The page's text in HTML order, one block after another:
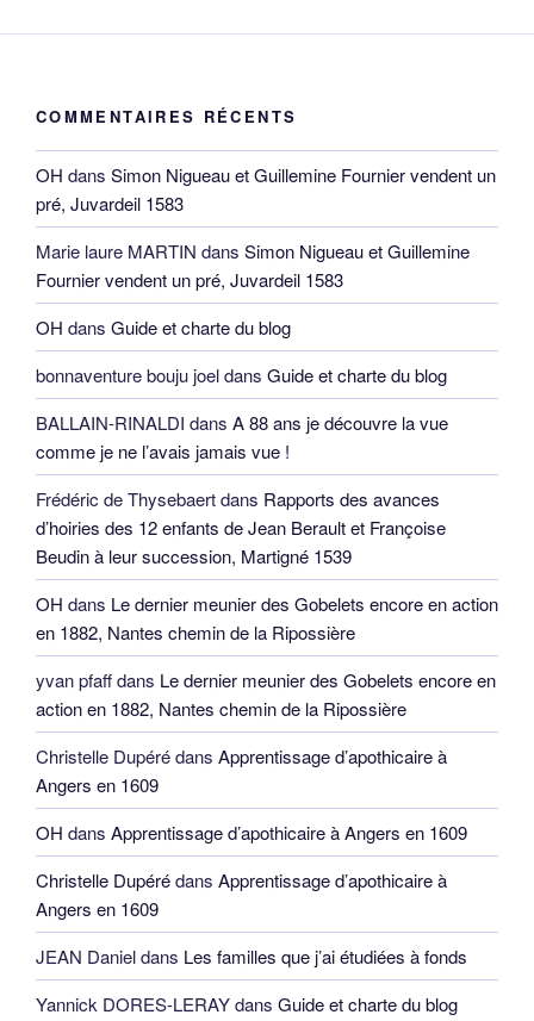
COMMENTAIRES RÉCENTS
OH dans Simon Nigueau et Guillemine Fournier vendent un
pré, Juvardeil 1583
Marie laure MARTIN dans Simon Nigueau et Guillemine
Fournier vendent un pré, Juvardeil 1583
OH dans Guide et charte du blog
bonnaventure bouju joeldans Guide et charte du blog
BALLAIN-RINALDI dans A 88 ans je découvre la vue
comme je ne l’avais jamais vue !
Frédéric de Thysebaertdans Rapports des avances
d’hoiries des 12 enfants de Jean Berault et Françoise
Beudin à leur succession, Martigné 1539
OH dans Le dernier meunier des Gobelets encore en action
en 1882, Nantes chemin de la Ripossière
yvan pfaffdans Le dernier meunier des Gobelets encore en
action en 1882, Nantes chemin de la Ripossière
Christelle Dupérédans Apprentissage d’apothicaire à
Angers en 1609
OH dans Apprentissage d’apothicaire à Angers en 1609
Christelle Dupérédans Apprentissage d’apothicaire à
Angers en 1609
JEAN Danieldans Les familles que j’ai étudiées à fonds
Yannick DORES-LERAYdans Guide et charte du blog